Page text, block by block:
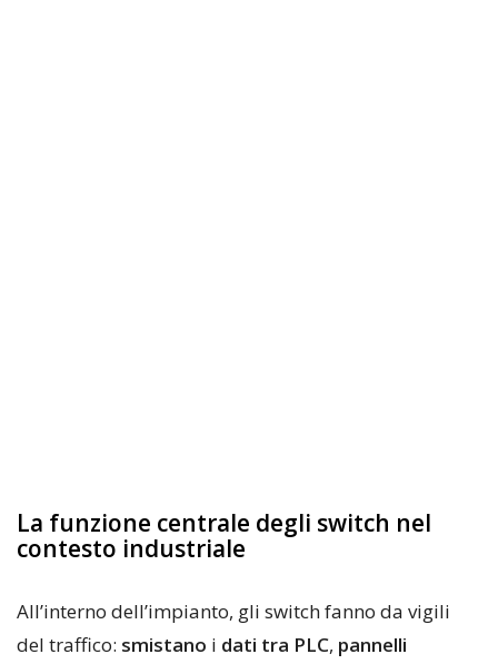
La funzione centrale degli switch nel
contesto industriale
All’interno dell’impianto, gli switch fanno da vigili
del traffico: smistano i dati tra PLC, pannelli